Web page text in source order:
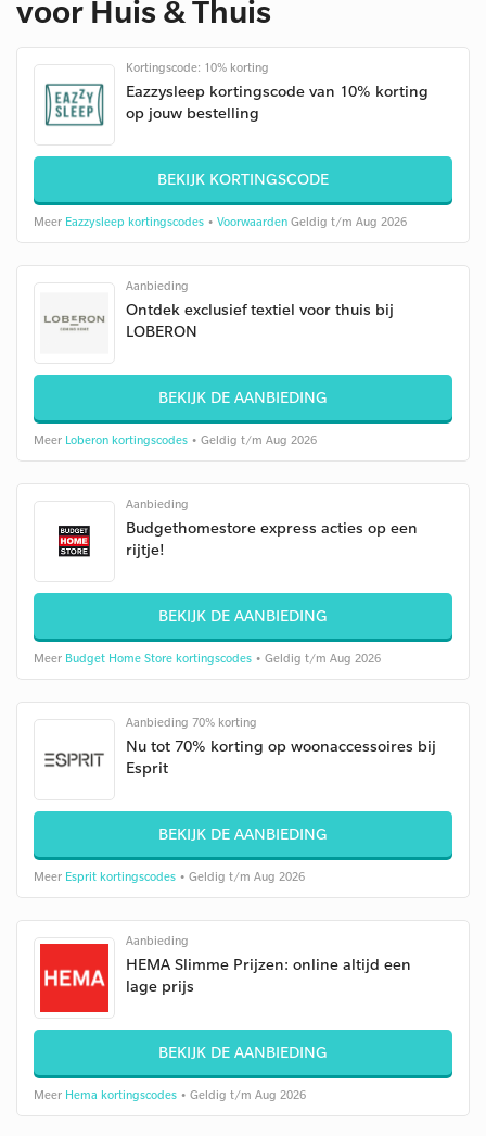
voor Huis & Thuis
Kortingscode: 10% korting
Eazzysleep kortingscode van 10% korting
op jouw bestelling
BEKIJK KORTINGSCODE
Meer Eazzysleep kortingscodes • Voorwaarden Geldig t/m Aug 2026
Aanbieding
Ontdek exclusief textiel voor thuis bij
LOBERON
BEKIJK DE AANBIEDING
Meer Loberon kortingscodes • Geldig t/m Aug 2026
Aanbieding
Budgethomestore express acties op een
rijtje!
BEKIJK DE AANBIEDING
Meer Budget Home Store kortingscodes • Geldig t/m Aug 2026
Aanbieding 70% korting
Nu tot 70% korting op woonaccessoires bij
Esprit
BEKIJK DE AANBIEDING
Meer Esprit kortingscodes • Geldig t/m Aug 2026
Aanbieding
HEMA Slimme Prijzen: online altijd een
lage prijs
BEKIJK DE AANBIEDING
Meer Hema kortingscodes • Geldig t/m Aug 2026